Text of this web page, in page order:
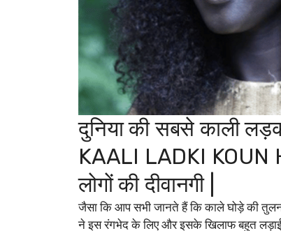
दुनिया की सबसे काली
KAALI LADKI KOUN
लोगों की दीवानगी |
जैसा कि आप सभी जानते हैं कि काले घोड़े की
ने इस रंगभेद के लिए और इसके खिलाफ बहुत लड़ाई